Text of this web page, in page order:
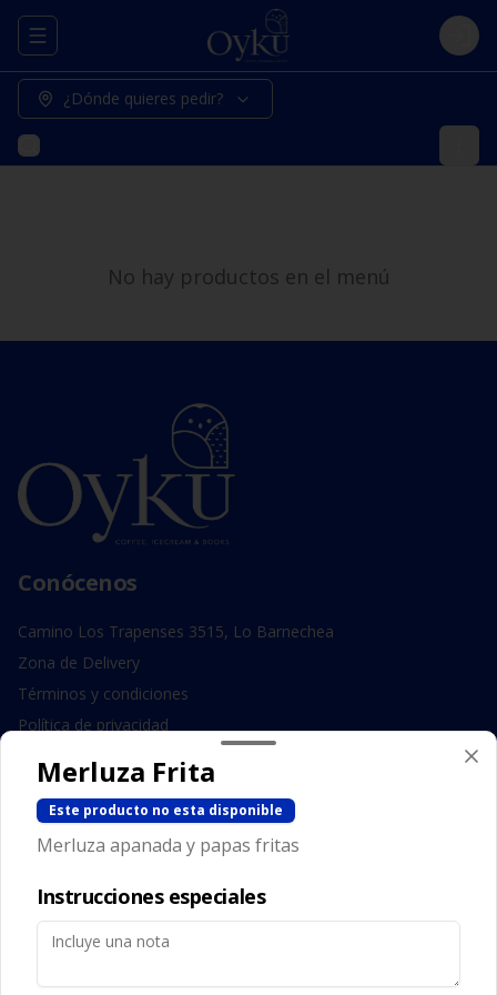
Abrir menu de navegación Login
¿Dónde quieres pedir?
No hay productos en el menú
Conócenos
Camino Los Trapenses 3515, Lo Barnechea
Zona de Delivery
Términos y condiciones
Política de privacidad
Redes sociales
Instagram
Facebook
Mi cuenta
Merluza Frita
Este producto no esta disponible
Merluza apanada y papas fritas
Instrucciones especiales